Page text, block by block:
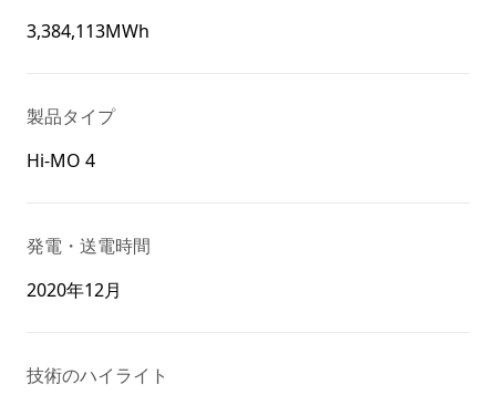
3,384,113MWh
製品タイプ
Hi-MO 4
発電・送電時間
2020年12月
技術のハイライト